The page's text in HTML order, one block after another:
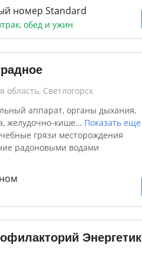
номер Standard
обед и ужин
область, Светлогорск
аппарат, органы дыхания,
желудочно-кише… Показать еще
грязи месторождения
радоновыми водами
Энергетик